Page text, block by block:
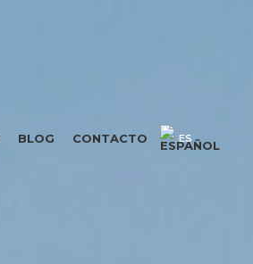
BLOG CONTACTO